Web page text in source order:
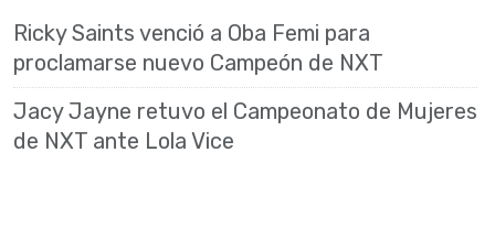
Ricky Saints venció a Oba Femi para
proclamarse nuevo Campeón de NXT
Jacy Jayne retuvo el Campeonato de Mujeres
de NXT ante Lola Vice